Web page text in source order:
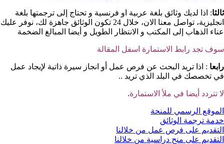
ثالثا: اذا لديك وثائق بلغة عربية او فرنسية و تحتاج إلى ترجمتها بلغة
انجليزية، تواصل معنا الان، خلال 24 تكون الوثائق جاهزة لك، نوفر عليك
عناء الذهاب إلى المكتب و الانتظار الطويل و أيضا المبالغ الضخمة
سوف تجد رابط الاستمارة اسفل المقالة
رابعا : اذا تريد البحث عن فرص عمل أو انجاز سيرة ذاتية لإيجاد عمل
في تخصصك في البلد الذي تريد ..
لا تتردد أيضا في ملأ الاستمارة.
الموقع الرسمي للمنحة
خدمة ترجمة الوثائق
التقديم على فرص عمل من خلالنا
التقديم على منح دراسية من خلالنا